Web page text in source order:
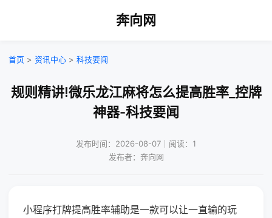
奔向网
首页 > 资讯中心 > 科技要闻
规则精讲!微乐龙江麻将怎么提高胜率_控牌
神器-科技要闻
发布时间：2026-08-07｜阅读：1
发布者：奔向网
小程序打牌提高胜率辅助是一款可以让一直输的玩